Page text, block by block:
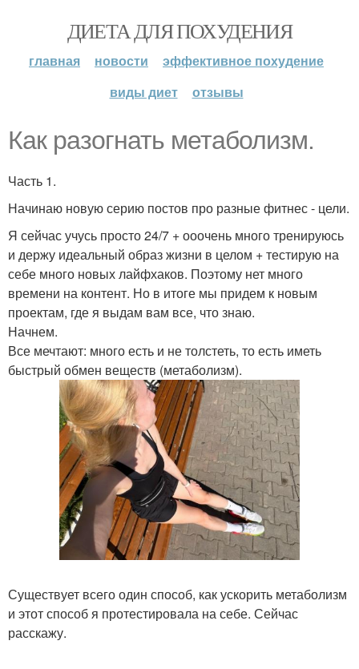
ДИЕТА ДЛЯ ПОХУДЕНИЯ
главная новости
эффективное похудение
виды диет
отзывы
Как разогнать метаболизм.
Часть 1.
Начинаю новую серию постов про разные фитнес - цели.
Я сейчас учусь просто 24/7 + ооочень много тренируюсь
и держу идеальный образ жизни в целом + тестирую на
себе много новых лайфхаков. Поэтому нет много
времени на контент. Но в итоге мы придем к новым
проектам, где я выдам вам все, что знаю.
Начнем.
Все мечтают: много есть и не толстеть, то есть иметь
быстрый обмен веществ (метаболизм).
Существует всего один способ, как ускорить метаболизм
и этот способ я протестировала на себе. Сейчас
расскажу.